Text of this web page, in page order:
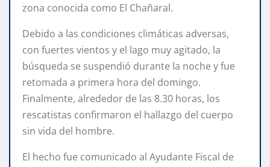
zona conocida como El Chañaral.
Debido a las condiciones climáticas adversas,
con fuertes vientos y el lago muy agitado, la
búsqueda se suspendió durante la noche y fue
retomada a primera hora del domingo.
Finalmente, alrededor de las 8.30 horas, los
rescatistas confirmaron el hallazgo del cuerpo
sin vida del hombre.
El hecho fue comunicado al Ayudante Fiscal de